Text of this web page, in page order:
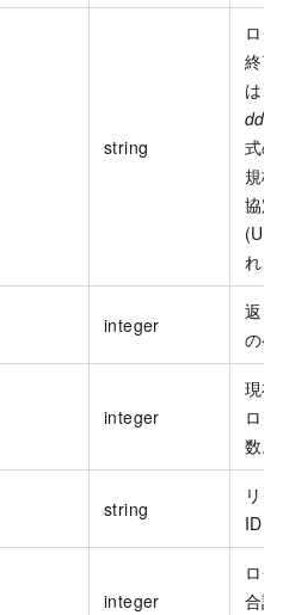
string
ロ
終
は、
dd
式
規
協
れ
integer
返
の
integer
現
ロ
数。
string
リ
ID。
integer
ロ
合